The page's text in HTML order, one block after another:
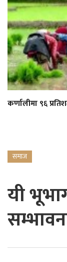
कर्णालीमा ९६
समाज
यी